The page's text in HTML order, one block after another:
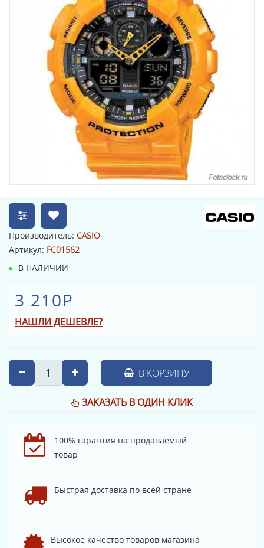
Производитель: CASIO
Артикул: FC01562
В НАЛИЧИИ
3 210Р
НАШЛИ ДЕШЕВЛЕ?
В КОРЗИНУ
ЗАКАЗАТЬ В ОДИН КЛИК
100% гарантия на продаваемый
товар
Быстрая доставка по всей стране
Высокое качество товаров магазина